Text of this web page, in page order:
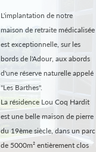
L'implantation de notre
maison de retraite médicalisée
est exceptionnelle, sur les
bords de l'Adour, aux abords
d'une réserve naturelle appelé
"Les Barthes".
La résidence Lou Coq Hardit
est une belle maison de pierre
du 19ème siècle, dans un parc
de 5000m² entièrement clos